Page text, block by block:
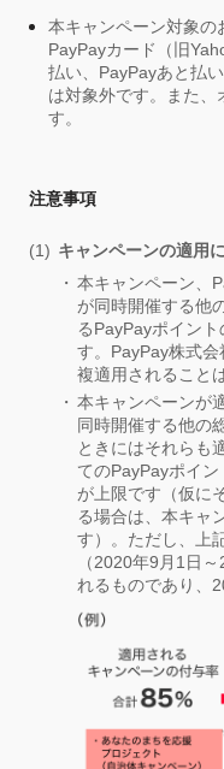
本キャンペーン対象の
PayPayカード（旧
払い、PayPayあと払
は対象外です。また
す。
注意事項
キャンペーンの適用
本キャンペーン、
が同時開催する他
るPayPayポイン
す。PayPay株式
複適用されること
本キャンペーンが
同時開催する他の
ときにはそれらも
てのPayPayポイ
が上限です（仮に
る場合は、本キャ
す）。ただし、上
（2020年9月1日
れるものであり、